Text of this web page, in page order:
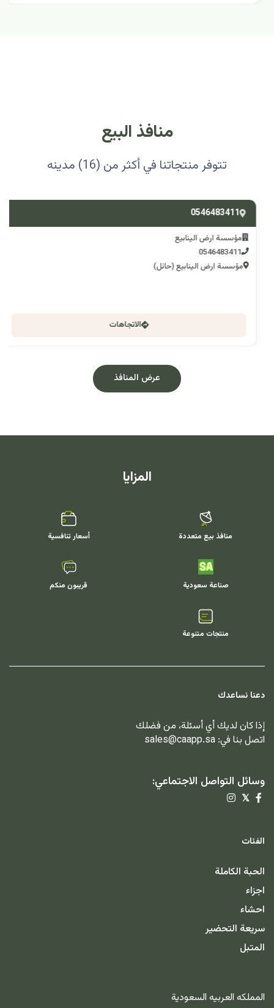
منافذ البيع
تتوفر منتجاتنا في أكثر من (16) مدينه
0546483411
مؤسسة ارض الينابيع
0546483411
مؤسسة ارض الينابيع (حائل)
الاتجاهات
عرض المنافذ
المزايا
منافذ بيع متعددة أسعار تنافسية
صناعة سعودية قريبون منكم
منتجات متنوعة
دعنا نساعدك
إذا كان لديك أي أسئلة، من فضلك
اتصل بنا في: sales@caapp.sa
وسائل التواصل الاجتماعي:
𝕏
الفئات
الحبة الكاملة
اجزاء
احشاء
سريعة التحضير
المتبل
المملكه العربيه السعودية